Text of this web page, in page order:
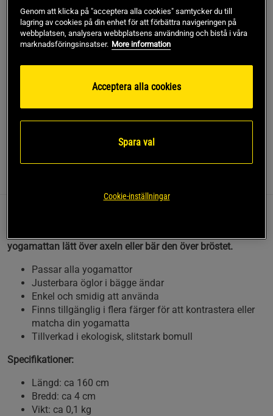
Fri frakt över 499 kr Fri retur 14 dagars ångerrätt
SKU #A1700-54| EAN7350096051626
Bärrem i ekologisk bomull från Yogiraj. Gör det enkelt att
yogamattan lätt över axeln eller bär den över bröstet.
Passar alla yogamattor
Justerbara öglor i bägge ändar
Enkel och smidig att använda
Finns tillgänglig i flera färger för att kontrastera eller
matcha din yogamatta
Tillverkad i ekologisk, slitstark bomull
Specifikationer:
Längd: ca 160 cm
Bredd: ca 4 cm
Vikt: ca 0,1 kg
Genom att klicka på "acceptera alla cookies" samtycker du till
lagring av cookies på din enhet för att förbättra navigeringen på
webbplatsen, analysera webbplatsens användning och bistå i våra
marknadsföringsinsatser. More information
Acceptera alla cookies
Spara val
Cookie-inställningar